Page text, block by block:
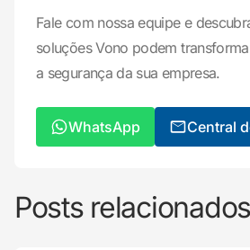
Fale com nossa equipe e
soluções Vono podem
a segurança da sua empresa.
WhatsApp Central
Posts relacionados